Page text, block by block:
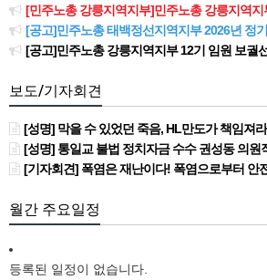
[민주노총 강릉지역지부]민주노총 강릉지역지부 제12기
[공고]민주노총 태백정선지역지부 2026년 정기 대
[공고]민주노총 강릉지역지부 12기 임원 보궐선거
보도/기자회견
[성명] 막을 수 있었던 죽음, HL만도가 책임져라 : 청년노동자 사망사고의 철저한 진상
[성명] 통일교 불법 정치자금 수수 권성동 의원직
[기자회견] 폭염은 재난이다! 폭염으로부터 안전한 일터를 위한 민주노총 강원지역
월간 주요일정
등록된 일정이 없습니다.